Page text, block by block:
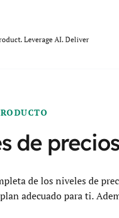
Leverage AI. Deliver
de
de los niveles de
adecuado para ti.